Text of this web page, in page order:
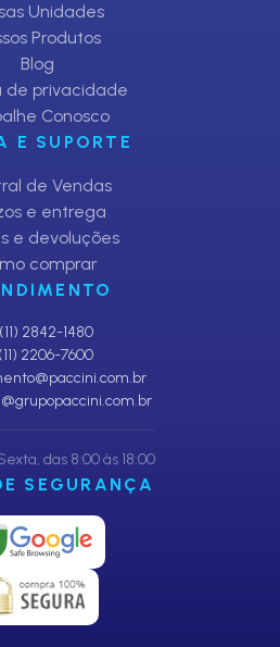
Unidades
Produtos
Blog
de privacidade
Conosco
E SUPORTE
de Vendas
e entrega
e devoluções
comprar
(11) 2842-1480
(11) 2206-7600
das 8:00 às 18:00
SEGURANÇA